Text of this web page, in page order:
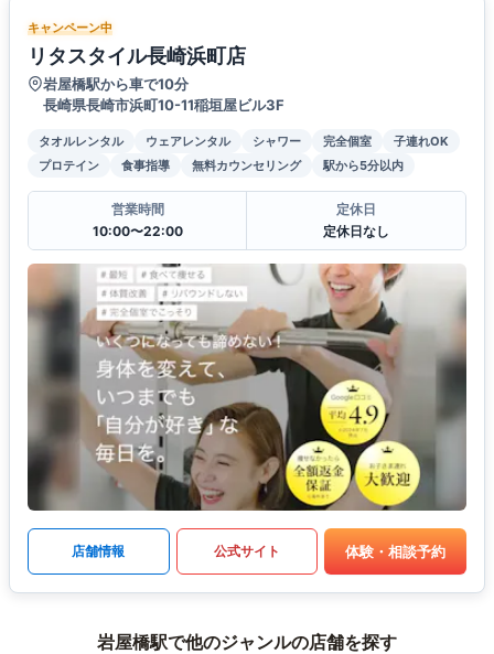
キャンペーン中
リタスタイル長崎浜町店
岩屋橋駅から車で10分
長崎県長崎市浜町10-11稲垣屋ビル3F
タオルレンタル ウェアレンタル シャワー 完全個室
子連れOK
プロテイン
食事指導 無料カウンセリング 駅から5分以内
営業時間
10:00〜22:00
定休日
定休日なし
店舗情報 公式サイト 体験・相談予約
岩屋橋駅で他のジャンルの店舗を探す